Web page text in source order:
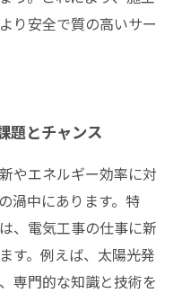
り安全で質の高いサー
題とチャンス
やエネルギー効率に対
渦中にあります。特
、電気工事の仕事に新
す。例えば、太陽光発
専門的な知識と技術を